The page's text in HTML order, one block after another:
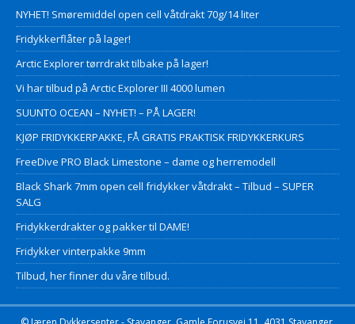
NYHET! Smøremiddel open cell våtdrakt 70g/14 liter
Fridykkerflåter på lager!
Arctic Explorer tørrdrakt tilbake på lager!
Vi har tilbud på Arctic Explorer III 4000 lumen
SUUNTO OCEAN – NYHET! – PÅ LAGER!
KJØP FRIDYKKERPAKKE, FÅ GRATIS PRAKTISK FRIDYKKERKURS
FreeDive PRO Black Limestone – dame og herremodell
Black Shark 7mm open cell fridykker våtdrakt – Tilbud – SUPER
SALG
Fridykkerdrakter og pakker til DAME!
Fridykker vinterpakke 9mm
Tilbud, her finner du våre tilbud.